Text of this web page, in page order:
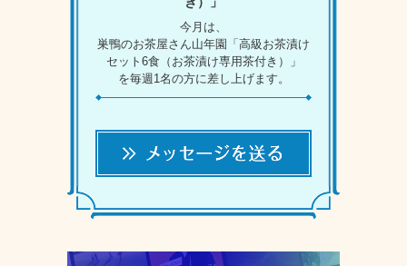
今月は、
巣鴨のお茶屋さん山年園「高級お茶漬け
セット6食（お茶漬け専用茶付き）」
を毎週1名の方に差し上げます。